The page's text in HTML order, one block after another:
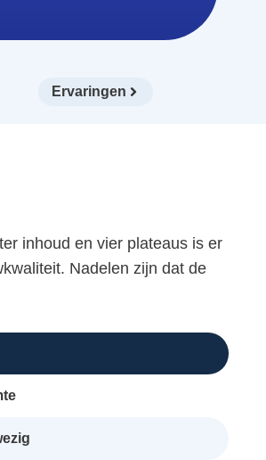
Ervaringen
inhoud en vier plateaus is er
Nadelen zijn dat de